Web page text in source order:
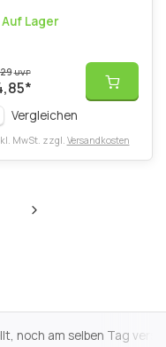
Auf Lager
UVP
*
Vergleichen
MwSt. zzgl. Versandkosten
noch am selben Tag